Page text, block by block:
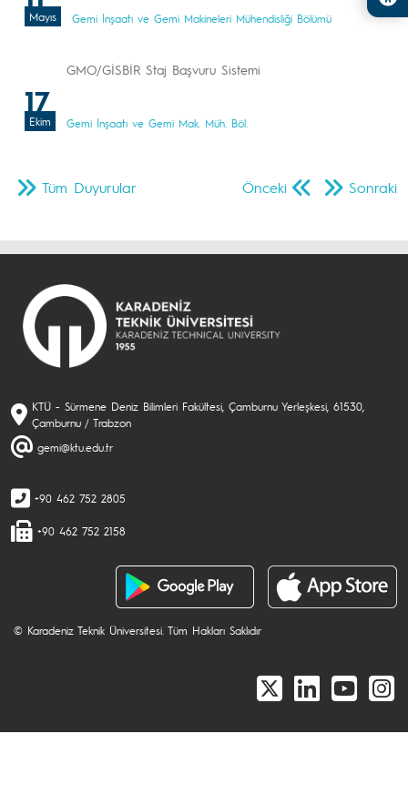
Mayıs Gemi İnşaatı ve Gemi Makineleri Mühendisliği Bölümü
17
Ekim
GMO/GİSBİR Staj Başvuru Sistemi
Gemi İnşaatı ve Gemi Mak. Müh. Böl.
Önceki Sonraki
Tüm Duyurular
KTÜ - Sürmene Deniz Bilimleri Fakültesi, Çamburnu Yerleşkesi, 61530,
Çamburnu / Trabzon
gemi@ktu.edu.tr
+90 462 752 2805
+90 462 752 2158
© Karadeniz Teknik Üniversitesi. Tüm Hakları Saklıdır